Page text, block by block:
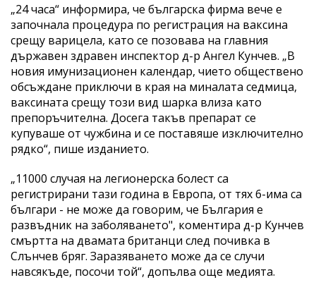
„24 часа“ информира, че българска фирма вече е
започнала процедура по регистрация на ваксина
срещу варицела, като се позовава на главния
държавен здравен инспектор д-р Ангел Кунчев. „В
новия имунизационен календар, чието обществено
обсъждане приключи в края на миналата седмица,
ваксината срещу този вид шарка влиза като
препоръчителна. Досега такъв препарат се
купуваше от чужбина и се поставяше изключително
рядко“, пише изданието.
„11000 случая на легионерска болест са
регистрирани тази година в Европа, от тях 6-има са
българи - не може да говорим, че България е
развъдник на заболяването", коментира д-р Кунчев
смъртта на двамата британци след почивка в
Слънчев бряг. Заразяването може да се случи
навсякъде, посочи той“, допълва още медията.